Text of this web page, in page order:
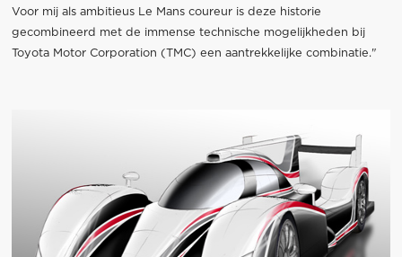
Voor mij als ambitieus Le Mans coureur is deze historie
gecombineerd met de immense technische mogelijkheden bij
Toyota Motor Corporation (TMC) een aantrekkelijke combinatie."